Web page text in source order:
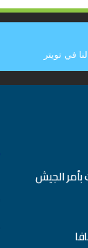
في تويتر
الجيش